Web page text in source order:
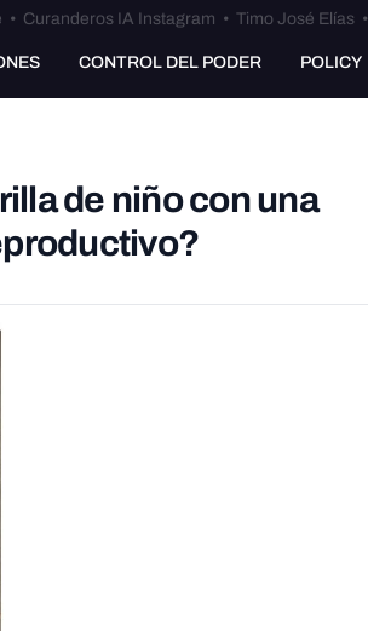
• Curanderos IA Instagram • Timo José Elías •
CONTROL DEL PODER POLICY
de niño con una